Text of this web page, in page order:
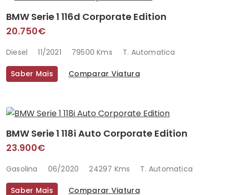
BMW Serie 1 116d Corporate Edition
20.750€
Diesel 11/2021 79500 Kms T. Automatica
Saber Mais Comparar Viatura
BMW Serie 1 118i Auto Corporate Edition
23.900€
Gasolina 06/2020 24297 Kms T. Automatica
Saber Mais Comparar Viatura